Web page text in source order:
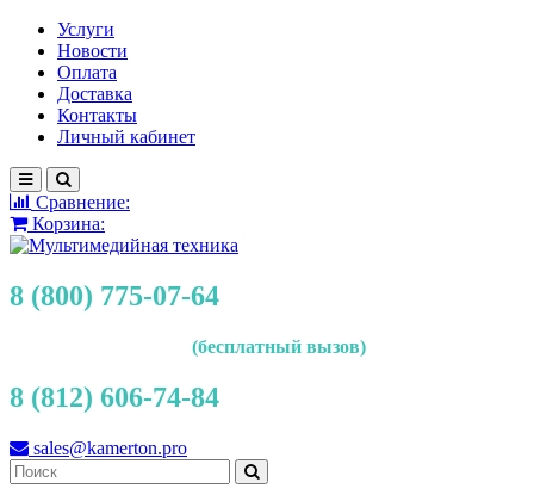
Услуги
Новости
Оплата
Доставка
Контакты
Личный кабинет
Сравнение:
Корзина:
8 (800) 775-07-64
(бесплатный вызов)
8 (812) 606-74-84
sales@kamerton.pro